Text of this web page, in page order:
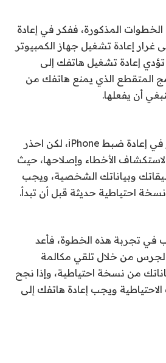
المذكورة، ففكر في إعادة
غرار إعادة تشغيل جهاز الكمبيوتر
إعادة تشغيل هاتفك إلى
المتقطع الذي يمنع هاتفك من
أن يفعلها.
إذا لم ينجح ذلك، ففكر في إعادة ضبط iPhone، لكن احذر
الأخطاء وإصلاحها، حيث
وبياناتك الشخصية، ويجب
احتياطية حديثة قبل أن تبدأ.
في تجربة هذه الخطوة، فأعد
من خلال تلقي مكالمة
من نسخة احتياطية، وإذا نجح
ويجب إعادة هاتفك إلى